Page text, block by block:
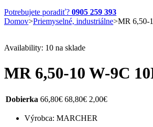
Potrebujete poradiť? 0905 259 393
Domov>Priemyselné, industriálne>MR 6,50-
Availability: 10 na sklade
MR 6,50-10 W-9C
Dobierka 66,80€ 68,80€ 2,00€
Výrobca: MARCHER